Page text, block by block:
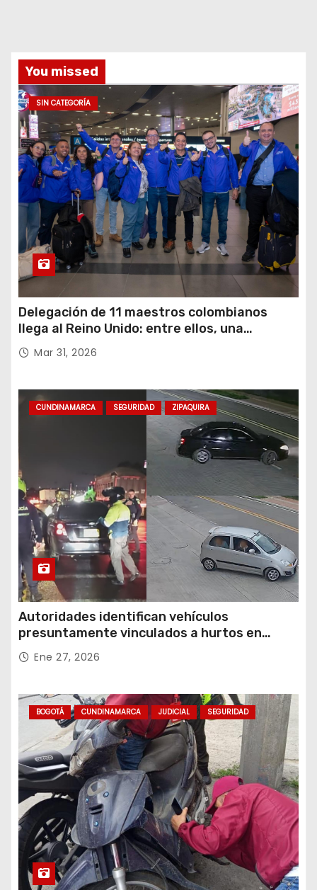
You missed
SIN CATEGORÍA
Delegación de 11 maestros colombianos
llega al Reino Unido: entre ellos, una
destacada profesora de Ubaté
Mar 31, 2026
CUNDINAMARCA SEGURIDAD ZIPAQUIRA
Autoridades identifican vehículos
presuntamente vinculados a hurtos en
conjuntos residenciales de Zipaquirá
Ene 27, 2026
BOGOTÁ CUNDINAMARCA JUDICIAL SEGURIDAD